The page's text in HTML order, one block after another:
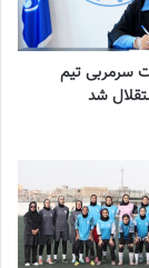
سرمربی تیم
شد